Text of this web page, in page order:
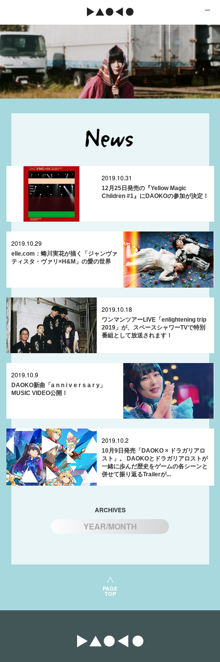
2019.10.31
12月25日発売の『Yellow Magic
Children #1』にDAOKOの参加が決定！
2019.10.29
elle.com：蜷川実花が描く「ジャンヴァ
ティスタ・ヴァリ×H&M」の愛の世界
2019.10.18
ワンマンツアーLIVE「enlightening trip
2019」が、スペースシャワーTVで特別
番組として放送されます！
2019.10.9
DAOKO新曲「a n n i v e r s a r y」
MUSIC VIDEO公開！
2019.10.2
10月9日発売「DAOKO × ドラガリアロ
スト」。 DAOKOとドラガリアロストが
一緒に歩んだ歴史をゲームの各シーンと
併せて振り返るTrailerが...
ARCHIVES
YEAR/MONTH
PAGE
TOP